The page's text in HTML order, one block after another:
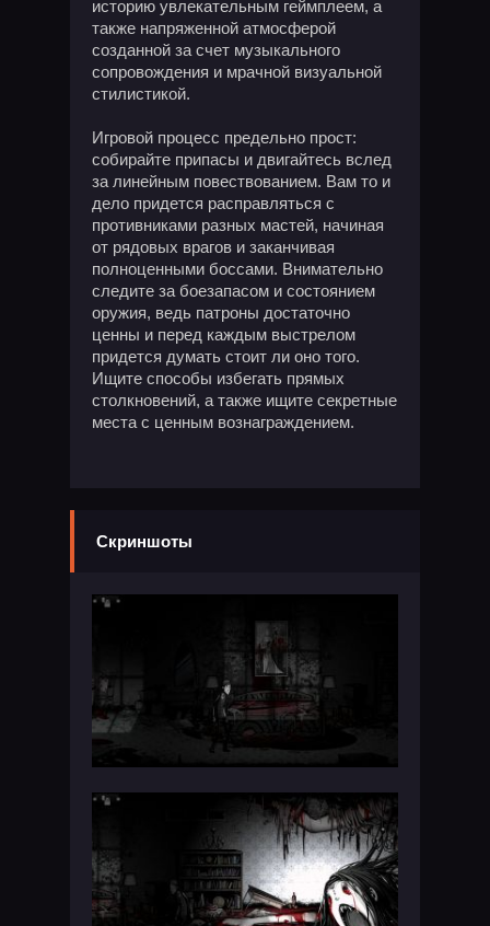
историю увлекательным геймплеем, а
также напряженной атмосферой
созданной за счет музыкального
сопровождения и мрачной визуальной
стилистикой.
Игровой процесс предельно прост:
собирайте припасы и двигайтесь вслед
за линейным повествованием. Вам то и
дело придется расправляться с
противниками разных мастей, начиная
от рядовых врагов и заканчивая
полноценными боссами. Внимательно
следите за боезапасом и состоянием
оружия, ведь патроны достаточно
ценны и перед каждым выстрелом
придется думать стоит ли оно того.
Ищите способы избегать прямых
столкновений, а также ищите секретные
места с ценным вознаграждением.
Скриншоты